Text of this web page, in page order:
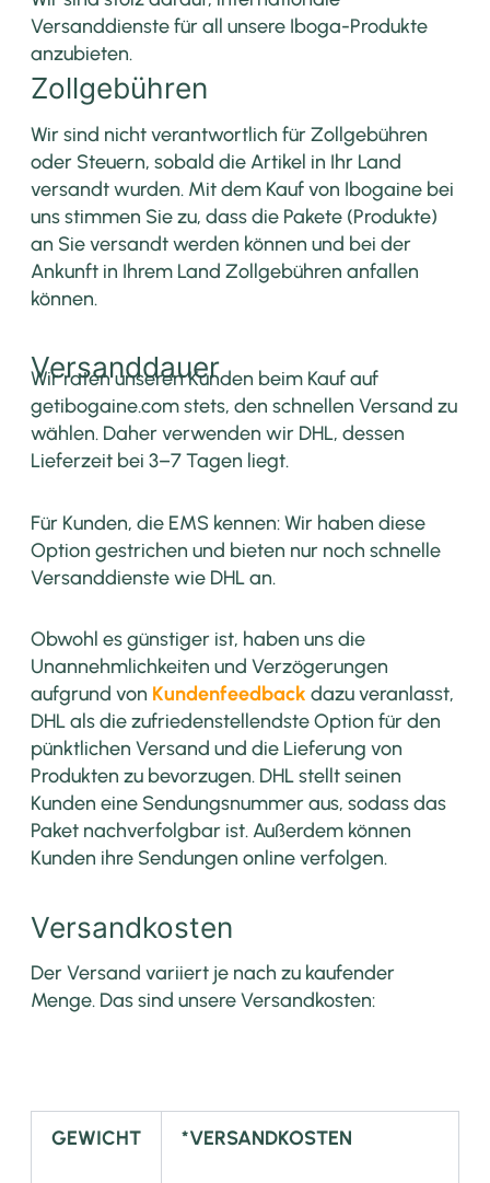
Versanddienste für all unsere Iboga-Produkte
anzubieten.
Zollgebühren
Wir sind nicht verantwortlich für Zollgebühren
oder Steuern, sobald die Artikel in Ihr Land
versandt wurden. Mit dem Kauf von Ibogaine bei
uns stimmen Sie zu, dass die Pakete (Produkte)
an Sie versandt werden können und bei der
Ankunft in Ihrem Land Zollgebühren anfallen
können.
Versanddauer
Wir raten unseren Kunden beim Kauf auf
getibogaine.com stets, den schnellen Versand zu
wählen. Daher verwenden wir DHL, dessen
Lieferzeit bei 3–7 Tagen liegt.
Für Kunden, die EMS kennen: Wir haben diese
Option gestrichen und bieten nur noch schnelle
Versanddienste wie DHL an.
Obwohl es günstiger ist, haben uns die
Unannehmlichkeiten und Verzögerungen
aufgrund von Kundenfeedback dazu veranlasst,
DHL als die zufriedenstellendste Option für den
pünktlichen Versand und die Lieferung von
Produkten zu bevorzugen. DHL stellt seinen
Kunden eine Sendungsnummer aus, sodass das
Paket nachverfolgbar ist. Außerdem können
Kunden ihre Sendungen online verfolgen.
Versandkosten
Der Versand variiert je nach zu kaufender
Menge. Das sind unsere Versandkosten:
GEWICHT *VERSANDKOSTEN